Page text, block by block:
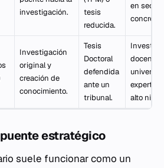
investigación.
tesis
reducida.
en sector
concreto.
Investigación
original y
creación de
conocimiento.
Tesis
Doctoral
defendida
ante un
tribunal.
docente
experto
alto nivel.
estratégico
suele funcionar como un